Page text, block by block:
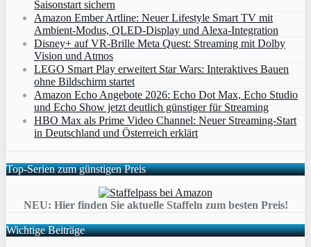
Saisonstart sichern
Amazon Ember Artline: Neuer Lifestyle Smart TV mit
Ambient‑Modus, QLED‑Display und Alexa‑Integration
Disney+ auf VR-Brille Meta Quest: Streaming mit Dolby
Vision und Atmos
LEGO Smart Play erweitert Star Wars: Interaktives Bauen
ohne Bildschirm startet
Amazon Echo Angebote 2026: Echo Dot Max, Echo Studio
und Echo Show jetzt deutlich günstiger für Streaming
HBO Max als Prime Video Channel: Neuer Streaming‑Start
in Deutschland und Österreich erklärt
Top-Serien zum günstigen Preis
NEU: Hier finden Sie aktuelle Staffeln zum besten Preis!
Wichtige Beiträge